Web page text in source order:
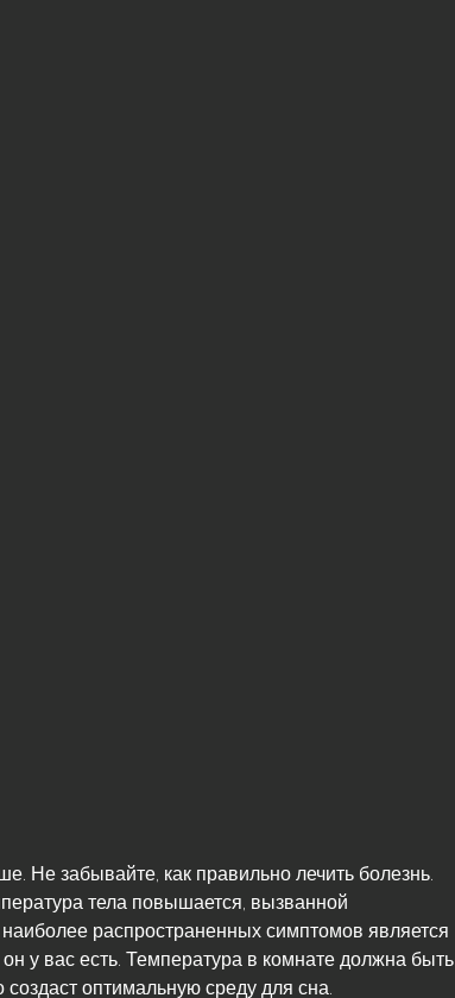
тела повышается, вызванной
распространенных симптомов является
у вас есть. Температура в комнате должна быть
создаст оптимальную среду для сна.